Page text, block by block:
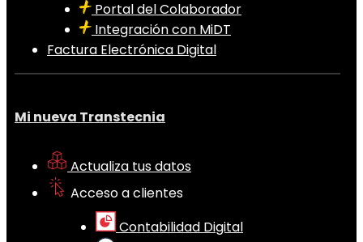
Portal del Colaborador
Integración con MiDT
Factura Electrónica Digital
Mi nueva Transtecnia
Actualiza tus datos
Acceso a clientes
Contabilidad Digital